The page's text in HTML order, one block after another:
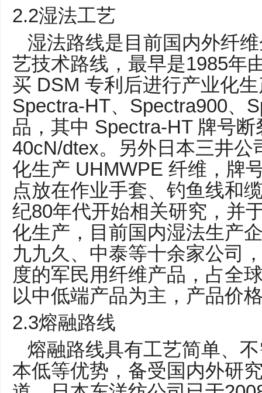
2.2湿法工艺
湿法路线是目前国内外纤
艺技术路线，最早是1985年
买 DSM 专利后进行产业化
Spectra-HT、 Spectra900、
品，其中 Spectra-HT 牌号断
40cN/dtex。另外日本三井公
化生产 UHMWPE 纤维，牌
点放在作业手套、钓鱼线和
纪80年代开始相关研究，并
化生产，目前国内湿法生产
九九久、中泰等十余家公司
度的军民用纤维产品，占全
以中低端产品为主，产品价
2.3熔融路线
熔融路线具有工艺简单、
本低等优势，备受国内外研